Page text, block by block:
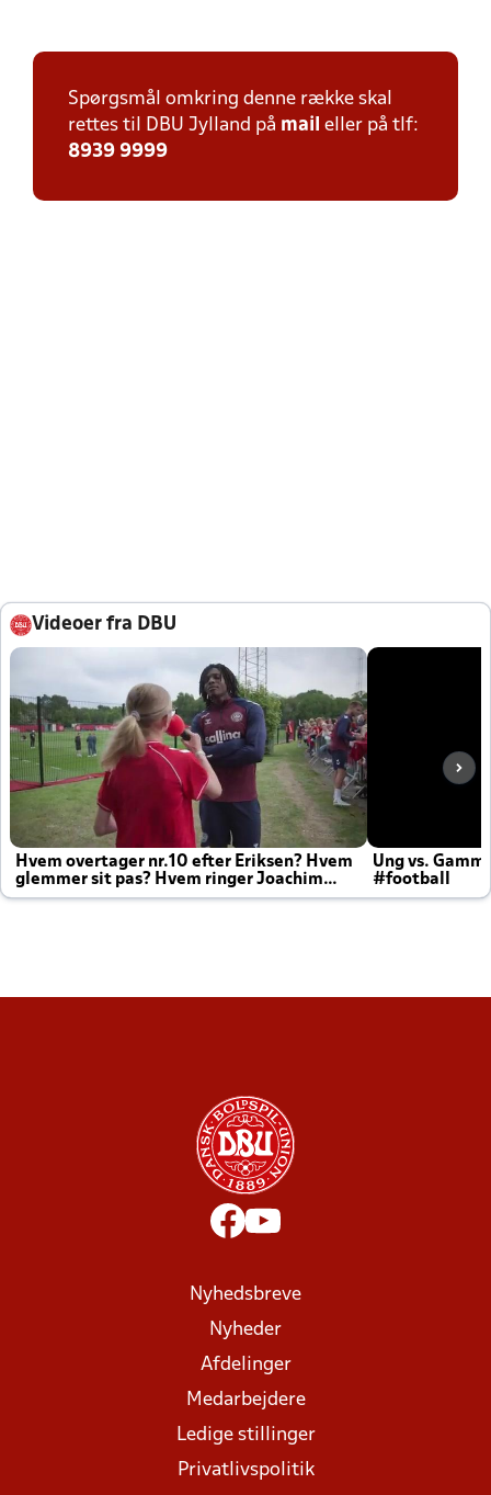
Spørgsmål omkring denne række skal
rettes til DBU Jylland på mail eller på tlf:
8939 9999
Videoer fra DBU
Hvem overtager nr.10 efter Eriksen? Hvem
glemmer sit pas? Hvem ringer Joachim
altid til efter kampe?
Ung vs.
#football
Nyhedsbreve
Nyheder
Afdelinger
Medarbejdere
Ledige stillinger
Privatlivspolitik